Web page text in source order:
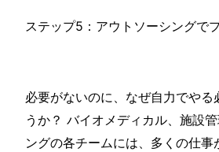
ステップ5：アウトソーシングで
必要がないのに、なぜ自力でやる
うか？ バイオメディカル、施設
ングの各チームには、多くの仕事